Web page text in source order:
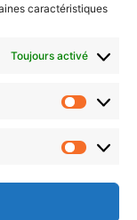
caractéristiques
Toujours activé
?